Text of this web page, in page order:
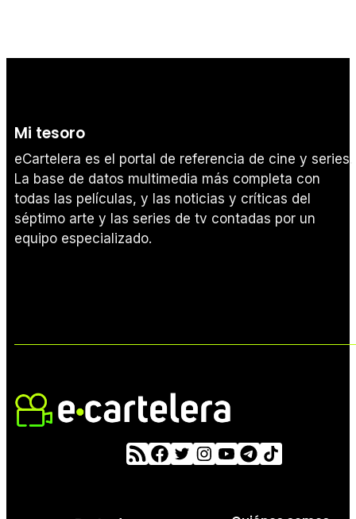
Mi tesoro
eCartelera es el portal de referencia de cine y series.
La base de datos multimedia más completa con
todas las películas, y las noticias y críticas del
séptimo arte y las series de tv contadas por un
equipo especializado.